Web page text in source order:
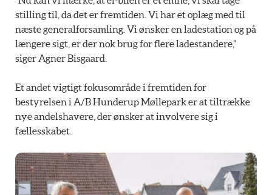
stilling til, da det er fremtiden. Vi har et oplæg med til
næste generalforsamling. Vi ønsker en ladestation og på
længere sigt, er der nok brug for flere ladestandere,”
siger Agner Bisgaard.
Et andet vigtigt fokusområde i fremtiden for
bestyrelsen i A/B Hunderup Møllepark er at tiltrække
nye andelshavere, der ønsker at involvere sig i
fællesskabet.